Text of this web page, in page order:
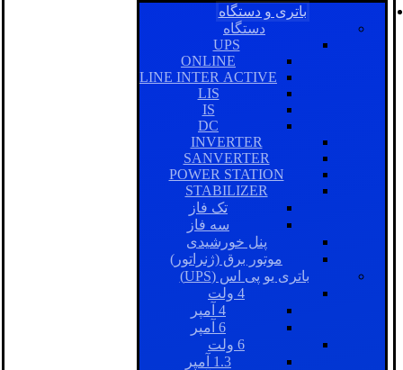
باتری و دستگاه
دستگاه
UPS
ONLINE
LINE INTER ACTIVE
LIS
IS
DC
INVERTER
SANVERTER
POWER STATION
STABILIZER
تک فاز
سه فاز
پنل خورشیدی
موتور برق (ژنراتور)
باتری یو پی اس (UPS)
4 ولت
4 آمپر
6 آمپر
6 ولت
1.3 آمپر